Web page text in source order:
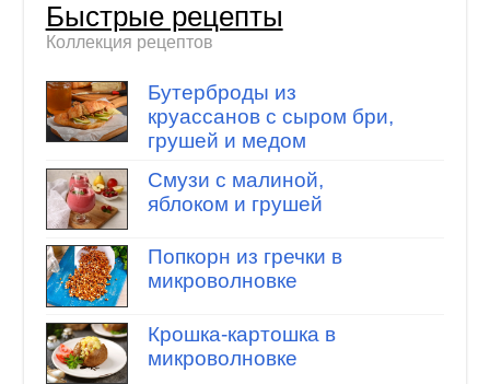
Быстрые рецепты
Коллекция рецептов
Бутерброды из
круассанов с сыром бри,
грушей и медом
Смузи с малиной,
яблоком и грушей
Попкорн из гречки в
микроволновке
Крошка-картошка в
микроволновке